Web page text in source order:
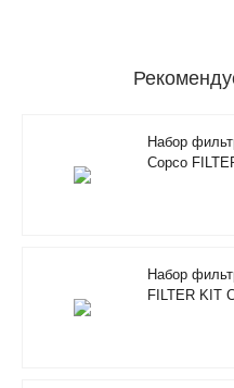
Набор
Copco
Набор
FILTER KIT